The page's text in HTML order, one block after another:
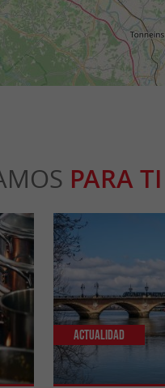
PARA TI
Actualidad